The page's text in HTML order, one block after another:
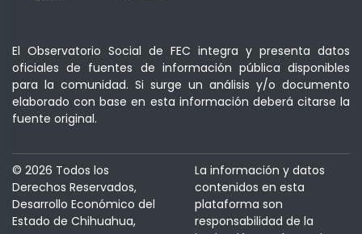
El Observatorio Social de FEC integra y presenta datos
oficiales de fuentes de información pública disponibles
para la comunidad. Si surge un análisis y/o documento
elaborado con base en esta información deberá citarse la
fuente original.
© 2026 Todos los
Derechos Reservados,
Desarrollo Económico del
Estado de Chihuahua,
La información y datos
contenidos en esta
plataforma son
responsabilidad de la